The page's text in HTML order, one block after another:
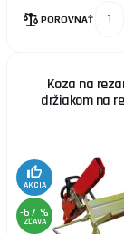
13.
POROVNAŤ
Koza na
držiakom na
AKCIA
-67 %
ZĽAVA